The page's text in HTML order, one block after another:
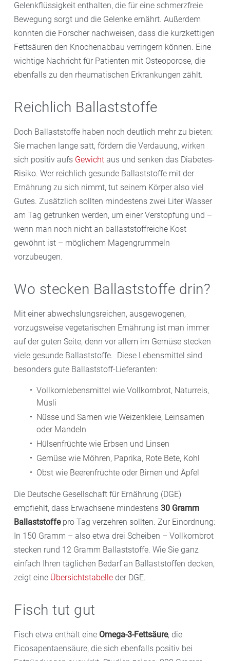
Gelenkflüssigkeit enthalten, die für eine schmerzfreie
Bewegung sorgt und die Gelenke ernährt. Außerdem
konnten die Forscher nachweisen, dass die kurzkettigen
Fettsäuren den Knochenabbau verringern können. Eine
wichtige Nachricht für Patienten mit Osteoporose, die
ebenfalls zu den rheumatischen Erkrankungen zählt.
Reichlich Ballaststoffe
Doch Ballaststoffe haben noch deutlich mehr zu bieten:
Sie machen lange satt, fördern die Verdauung, wirken
sich positiv aufs Gewicht aus und senken das Diabetes-
Risiko. Wer reichlich gesunde Ballaststoffe mit der
Ernährung zu sich nimmt, tut seinem Körper also viel
Gutes. Zusätzlich sollten mindestens zwei Liter Wasser
am Tag getrunken werden, um einer Verstopfung und –
wenn man noch nicht an ballaststoffreiche Kost
gewöhnt ist – möglichem Magengrummeln
vorzubeugen.
Wo stecken Ballaststoffe drin?
Mit einer abwechslungsreichen, ausgewogenen,
vorzugsweise vegetarischen Ernährung ist man immer
auf der guten Seite, denn vor allem im Gemüse stecken
viele gesunde Ballaststoffe. Diese Lebensmittel sind
besonders gute Ballaststoff-Lieferanten:
Vollkornlebensmittel wie Vollkornbrot, Naturreis,
Müsli
Nüsse und Samen wie Weizenkleie, Leinsamen
oder Mandeln
Hülsenfrüchte wie Erbsen und Linsen
Gemüse wie Möhren, Paprika, Rote Bete, Kohl
Obst wie Beerenfrüchte oder Birnen und Äpfel
Die Deutsche Gesellschaft für Ernährung (DGE)
empfiehlt, dass Erwachsene mindestens 30 Gramm
Ballaststoffepro Tag verzehren sollten. Zur Einordnung:
In 150 Gramm – also etwa drei Scheiben – Vollkornbrot
stecken rund 12 Gramm Ballaststoffe. Wie Sie ganz
einfach Ihren täglichen Bedarf an Ballaststoffen decken,
zeigt eine Übersichtstabelle der DGE.
Fisch tut gut
Fisch etwa enthält eine Omega-3-Fettsäure, die
Eicosapentaensäure, die sich ebenfalls positiv bei